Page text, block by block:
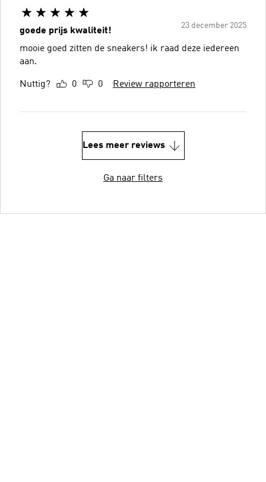
23 december 2025
goede prijs kwaliteit!
mooie goed zitten de sneakers! ik raad deze iedereen
aan.
Nuttig? 0 0 Review rapporteren
Lees meer reviews
Ga naar filters